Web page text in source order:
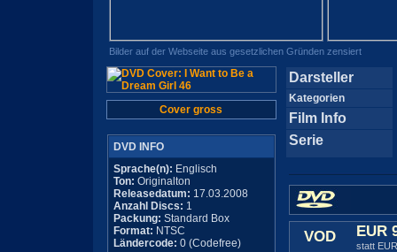
Bilder auf der Webseite aus gesetzlichen Gründen zensiert
Cover gross
DVD INFO
Sprache(n): Englisch
Ton: Originalton
Releasedatum: 17.03.2008
Anzahl Discs: 1
Packung: Standard Box
Format: NTSC
Ländercode: 0 (Codefree)
Darsteller
Kategorien
Film Info
Serie
VOD EUR
statt